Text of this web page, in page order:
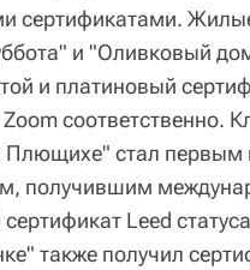
сертификатами.
и "Оливковый
и платиновый
соответственно.
стал первым
получившим
Leed
также получил